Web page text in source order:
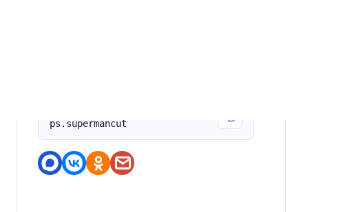
ps.supermancut